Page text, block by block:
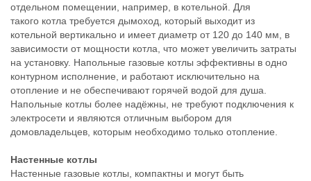
отдельном помещении, например, в котельной. Для
такого котла требуется дымоход, который выходит из
котельной вертикально и имеет диаметр от 120 до 140 мм, в
зависимости от мощности котла, что может увеличить затраты
на установку. Напольные газовые котлы эффективны в одно
контурном исполнение, и работают исключительно на
отопление и не обеспечивают горячей водой для душа.
Напольные котлы более надёжны, не требуют подключения к
электросети и являются отличным выбором для
домовладельцев, которым необходимо только отопление.
Настенные котлы
Настенные газовые котлы, компактны и могут быть